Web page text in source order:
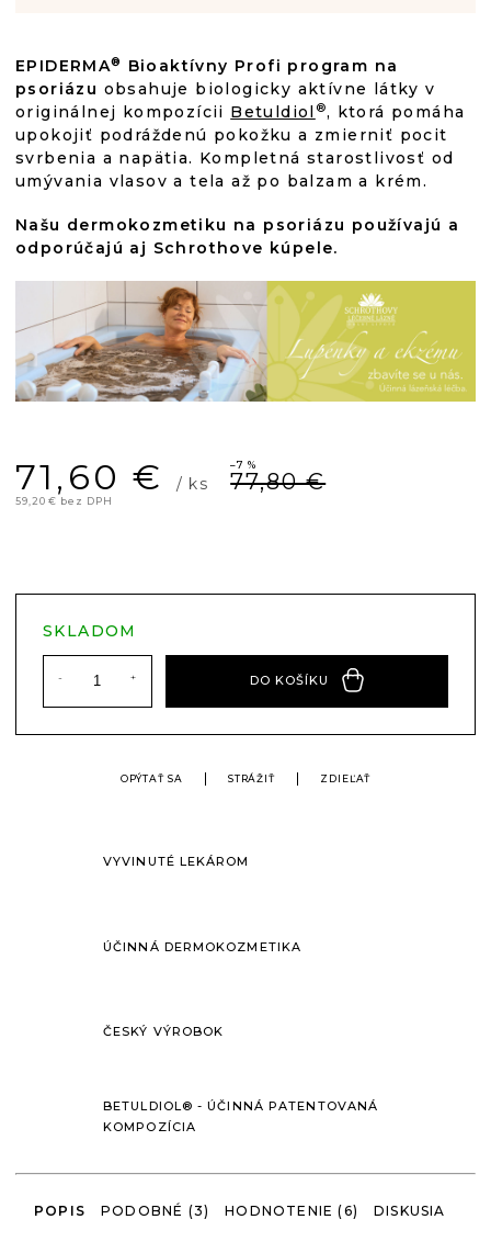
77,80 €
–7 %
71,60 € / ks
59,20 € bez DPH
EPIDERMA®
Bioaktívny Profi program na
psoriázu obsahuje biologicky aktívne látky v
originálnej kompozícii Betuldiol ®, ktorá pomáha
upokojiť podráždenú pokožku a zmierniť pocit
svrbenia a napätia. Kompletná starostlivosť od
umývania vlasov a tela až po balzam a krém.
Našu dermokozmetiku na psoriázu používajú a
odporúčajú aj Schrothove kúpele.
OPÝTAŤ SA STRÁŽIŤ ZDIEĽAŤ
SKLADOM
DO KOŠÍKU
VYVINUTÉ LEKÁROM
ÚČINNÁ DERMOKOZMETIKA
ČESKÝ VÝROBOK
BETULDIOL® - ÚČINNÁ PATENTOVANÁ
KOMPOZÍCIA
POPIS PODOBNÉ (3) HODNOTENIE (6) DISKUSIA